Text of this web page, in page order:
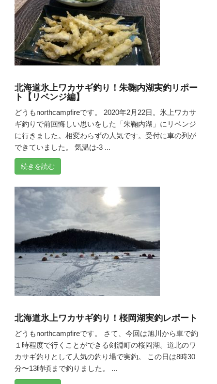
北海道氷上ワカサギ釣り！朱鞠内湖実釣リポー
ト【リベンジ編】
どうもnorthcampfireです。 2020年2月22日。氷上ワカサ
ギ釣りで前回悔しい思いをした「朱鞠内湖」にリベンジ
に行きました。相変わらずの人気です。受付に車の列が
できていました。 気温は-3 ...
続きを読む
北海道氷上ワカサギ釣り！桜岡湖実釣レポート
どうもnorthcampfireです。 さて、今回は旭川から車で約
１時程度で行くことができる剣淵町の桜岡湖。道北のワ
カサギ釣りとして人気の釣り場で実釣。 この日は8時30
分〜13時頃まで釣りました。 ...